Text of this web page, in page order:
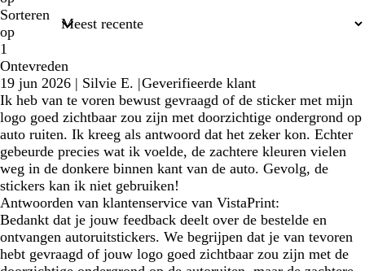
Sorteren
op
1
Ontevreden
19 jun 2026 | Silvie E. |Geverifieerde klant
Ik heb van te voren bewust gevraagd of de sticker met mijn
logo goed zichtbaar zou zijn met doorzichtige ondergrond op
auto ruiten. Ik kreeg als antwoord dat het zeker kon. Echter
gebeurde precies wat ik voelde, de zachtere kleuren vielen
weg in de donkere binnen kant van de auto. Gevolg, de
stickers kan ik niet gebruiken!
Antwoorden van klantenservice van VistaPrint:
Bedankt dat je jouw feedback deelt over de bestelde en
ontvangen autoruitstickers. We begrijpen dat je van tevoren
hebt gevraagd of jouw logo goed zichtbaar zou zijn met de